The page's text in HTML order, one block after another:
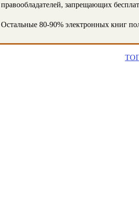
правообладателей, запрещающих
Остальные 80-90% электронных книг
ТОП